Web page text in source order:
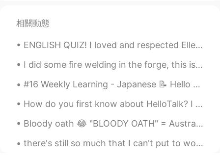
completa.
comprender palabras de manera más
maria 2021.02.18 01:46
Hola, tengo duda sobre cómo escribir una
oración en inglés, me podrías ayudar? 🙏
Jannette H 2021.02.18 01:44
相關動態
ENGLISH QUIZ! I loved and respected Ellen, and felt not a little bit noble in discarding the cou...
I did some fire welding in the forge, this is a good representation of it. however this is heated...
#16 Weekly Learning - Japanese 📝 Hello HT friends 😄, Welcome to my weekly learning of 🇰🇷🇯🇵🇷🇺 ❓...
How do you first know about HelloTalk? I knew about HelloTalk from a Japanese YouTuber around 20...
Bloody oath 😂 "BLOODY OATH" = Australian slang term for yes, true, so true! an expression of com...
there's still so much that I can't put to words, and I'm just ever grateful for those who can sit...